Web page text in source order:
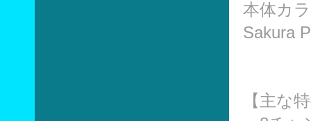
本体カ
Sakura
【主な